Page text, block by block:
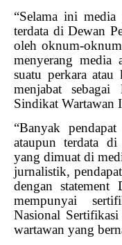
“Selama ini
terdata di Dewan
oleh oknum-
menyerang media
suatu perkara
menjabat
Sindikat Wartawan
“Banyak
ataupun terdata
yang dimuat di
jurnalistik,
dengan
mempunyai
Nasional
wartawan yang